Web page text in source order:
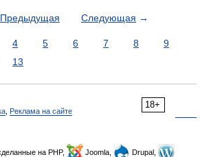
Предыдущая Следующая →
4 5 6 7 8
9
13
18+
Реклама на сайте
сделанные на PHP, Joomla,
Drupal,